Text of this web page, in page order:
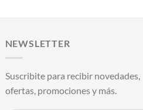
NEWSLETTER
Suscribite para recibir novedades,
ofertas, promociones y más.